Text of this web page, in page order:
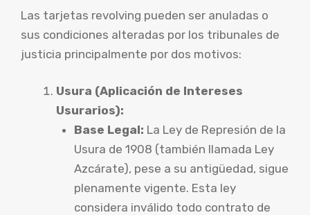
Las tarjetas revolving pueden ser anuladas o
sus condiciones alteradas por los tribunales de
justicia principalmente por dos motivos:
Usura (Aplicación de Intereses
Usurarios):
Base Legal: La Ley de Represión de la
Usura de 1908 (también llamada Ley
Azcárate), pese a su antigüedad, sigue
plenamente vigente. Esta ley
considera inválido todo contrato de